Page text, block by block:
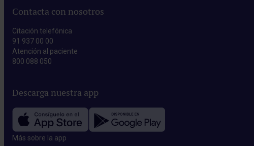
Contacta con nosotros
Citación telefónica
91 937 00 00
Atención al paciente
800 088 050
Descarga nuestra app
Más sobre la app​